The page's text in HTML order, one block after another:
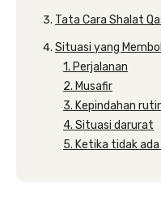
Tata Cara Shalat
Situasi yang
1. Perjalanan
2. Musafir
3. Kepindahan
4. Situasi darurat
5. Ketika tidak